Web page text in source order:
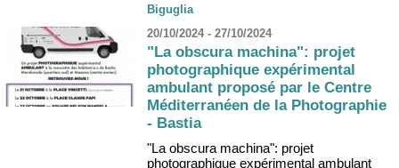
Biguglia
20/10/2024 - 27/10/2024
"La obscura machina": projet
photographique expérimental
ambulant proposé par le Centre
Méditerranéen de la Photographie
- Bastia
"La obscura machina": projet
photographique expérimental ambulant